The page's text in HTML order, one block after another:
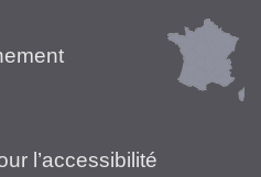
l’accessibilité